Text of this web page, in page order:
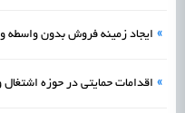
» ایجاد زمینه فروش بدون واسطه
» اقدامات حمایتی در حوزه اشتغال